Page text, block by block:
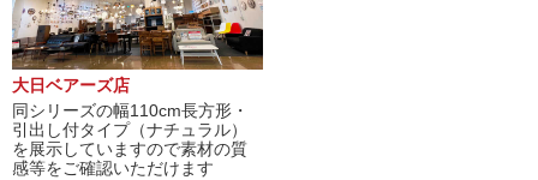
大日ベアーズ店
同シリーズの幅110cm長方形・
引出し付タイプ（ナチュラル）
を展示していますので素材の質
感等をご確認いただけます